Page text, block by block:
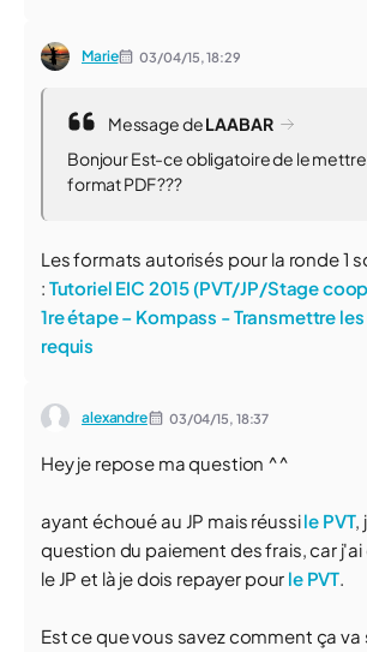
Marie 03/04/15,18:29
Message deLAABAR
Bonjour Est-ce obligatoire de le mettre
format PDF ???
Les formats autorisés pour la ronde 1
: Tutoriel EIC 2015 (PVT/JP/Stage
1re étape – Kompass - Transmettre
requis
alexandre 03/04/15, 18:37
Hey je repose ma question ^^
ayant échoué au JP mais réussile PVT,
question du paiement des frais, car
le JP et là je dois repayer pour le PVT.
Est ce que vous savez comment ça va